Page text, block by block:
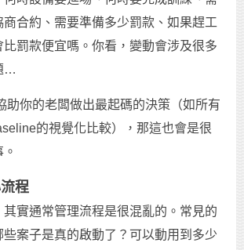
合約、需要準備多少罰款、如果趕工
比罰款便宜嗎。你看，變動會涉及很多
…
助你的老闆做出最起碼的決策（如所有
的視覺化比較），那這也會是很
程
實通常管理流程是很混亂的。常見的
些案子是真的啟動了？可以動用到多少